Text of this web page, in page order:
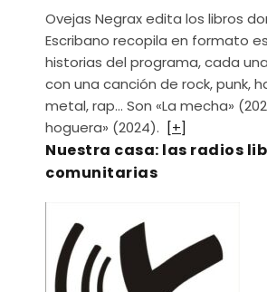
Ovejas Negrax edita los libros
Escribano recopila en formato
historias del programa, cada
con una canción de rock, punk,
metal, rap… Son «La mecha»
hoguera» (2024). [+]
Nuestra casa: las radios
comunitarias